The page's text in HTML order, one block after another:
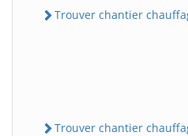
Trouver chantier
Trouver chantier